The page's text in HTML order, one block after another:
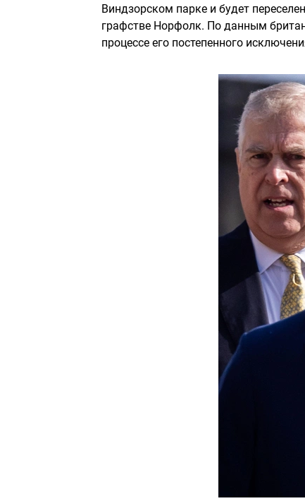
Виндзорском парке и будет
графстве Норфолк. По данным
процессе его постепенного